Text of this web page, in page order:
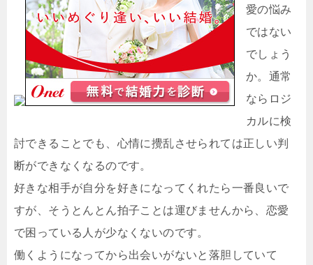
愛の悩み
ではない
でしょう
か。通常
ならロジ
カルに検
討できることでも、心情に攪乱させられては正しい判
断ができなくなるのです。
好きな相手が自分を好きになってくれたら一番良いで
すが、そうとんとん拍子ことは運びませんから、恋愛
で困っている人が少なくないのです。
働くようになってから出会いがないと落胆していて